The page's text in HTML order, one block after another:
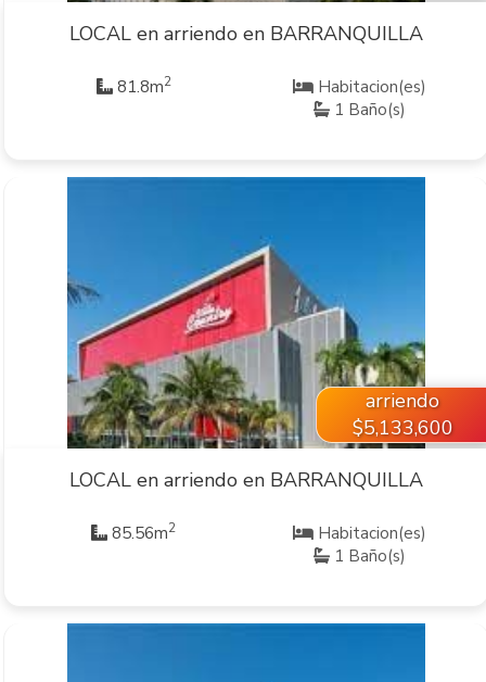
LOCAL en arriendo en BARRANQUILLA
81.8m2
Habitacion(es)
1 Baño(s)
VER INMUEBLE
arriendo
$5,133,600
LOCAL en arriendo en BARRANQUILLA
85.56m2
Habitacion(es)
1 Baño(s)